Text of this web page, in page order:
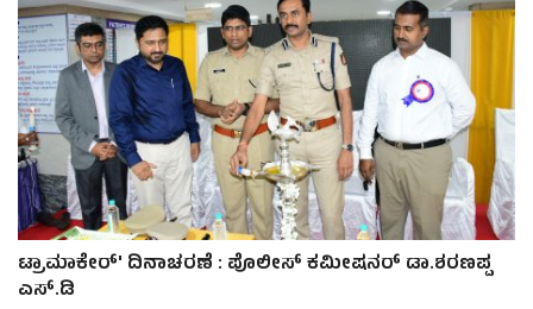
ಟ್ರಾಮಾಕೇರ್' ದಿನಾಚರಣೆ : ಪೊಲೀಸ್ ಕಮೀಷನರ್ ಡಾ.ಶರಣಪ್ಪ
ಎಸ್.ಡಿ